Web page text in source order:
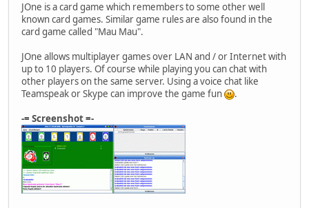
JOne is a card game which remembers to some other well
known card games. Similar game rules are also found in the
card game called "Mau Mau".
JOne allows multiplayer games over LAN and / or Internet with
up to 10 players. Of course while playing you can chat with
other players on the same server. Using a voice chat like
Teamspeak or Skype can improve the game fun
.
-= Screenshot =-